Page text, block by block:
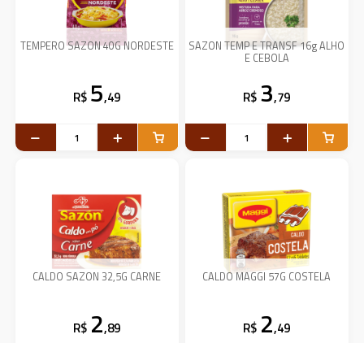
TEMPERO SAZON 40G NORDESTE
R$ 5,49
SAZON TEMP E TRANSF 16g ALHO
E CEBOLA
R$ 3,79
CALDO SAZON 32,5G CARNE
R$ 2,89
CALDO MAGGI 57G COSTELA
R$ 2,49